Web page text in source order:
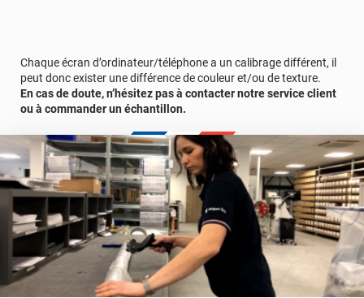
Le terme "laize" est équivalent à la hauteur.
Référence produit :PERSOPICASSOFV.
Chaque écran d’ordinateur/téléphone a un calibrage différent, il
peut donc exister une différence de couleur et/ou de texture.
En cas de doute, n’hésitez pas à contacter notre service client
ou à commander un échantillon.